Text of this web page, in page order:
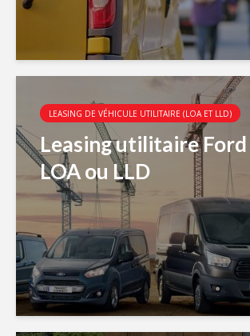
LEASING DE VÉHICULE UTILITAIRE (LOA ET LLD)
Leasing utilitaire Ford
LOA ou LLD